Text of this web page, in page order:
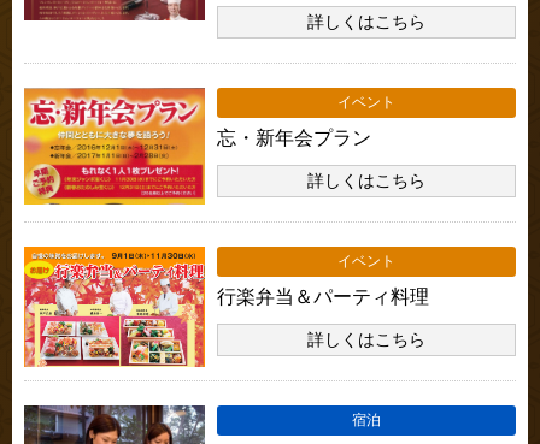
詳しくはこちら
イベント
忘・新年会プラン
詳しくはこちら
イベント
行楽弁当＆パーティ料理
詳しくはこちら
宿泊